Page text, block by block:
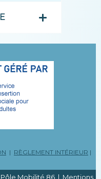
| RÈGLEMENT INTÉRIEUR |
Mobilité 86 | Mentions